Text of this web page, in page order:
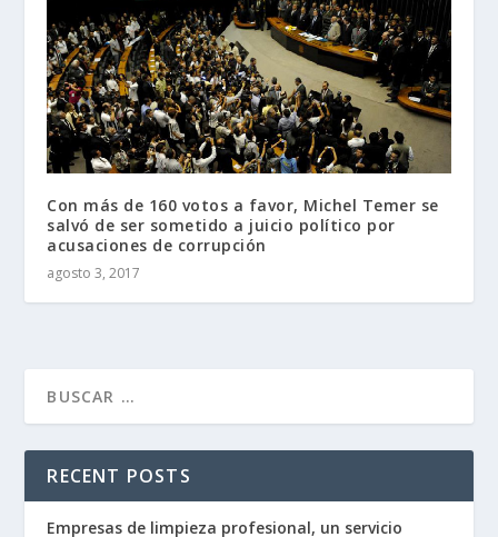
Con más de 160 votos a favor, Michel Temer se
salvó de ser sometido a juicio político por
acusaciones de corrupción
agosto 3, 2017
RECENT POSTS
Empresas de limpieza profesional, un servicio